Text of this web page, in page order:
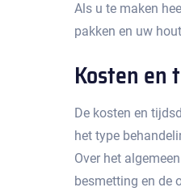
Als u te maken
pakken en uw
Kosten en
De kosten en
het type
Over het
besmetting en de